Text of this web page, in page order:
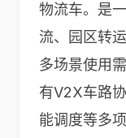
物流车。是
流、园区转
多场景使用
有V2X车路
能调度等多